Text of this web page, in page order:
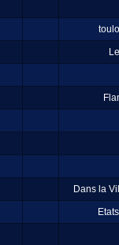
Dans la